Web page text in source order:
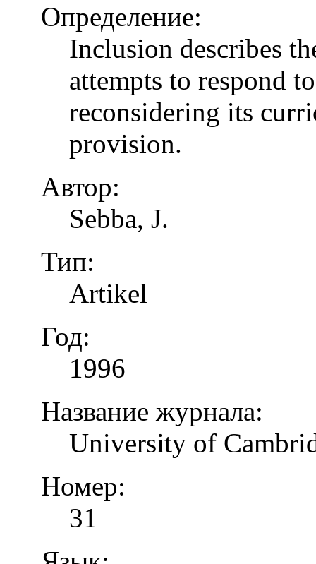
Определение:
Inclusion describes
attempts to respond
reconsidering its
provision.
Автор:
Sebba, J.
Тип:
Artikel
Год:
1996
Название журнала:
University of
Номер:
31